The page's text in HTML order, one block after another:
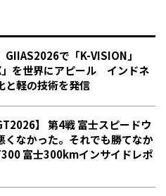
GIIAS2026で「K-VISION」
」を世界にアピール インドネ
と軽の技術を発信
】 第4戦 富士スピードウ
なかった。それでも勝てなか
富士300kmインサイドレポ